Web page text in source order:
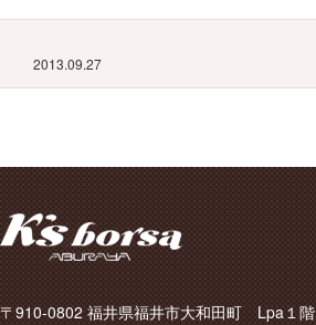
2013.09.27
〒910-0802 福井県福井市大和田町 Lpa１階